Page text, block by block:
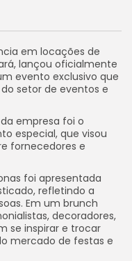
em locações de
lançou oficialmente
evento exclusivo que
setor de eventos e
empresa foi o
especial, que visou
fornecedores e
foi apresentada
refletindo a
Em um brunch
decoradores,
se inspirar e trocar
mercado de festas e